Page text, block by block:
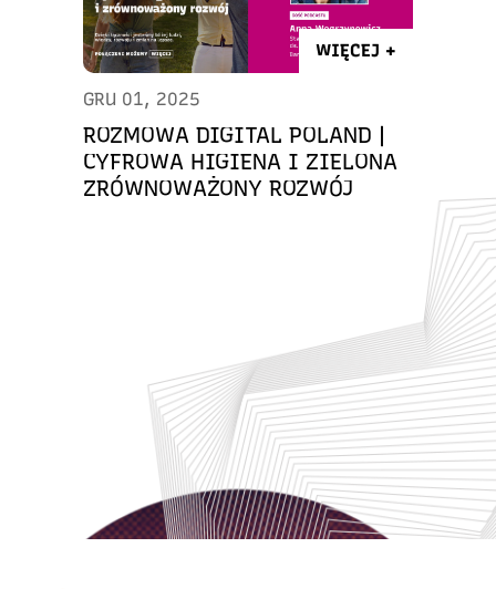
WIĘCEJ +
GRU 01, 2025
ROZMOWA DIGITAL POLAND |
CYFROWA HIGIENA I ZIELONA
ZRÓWNOWAŻONY ROZWÓJ